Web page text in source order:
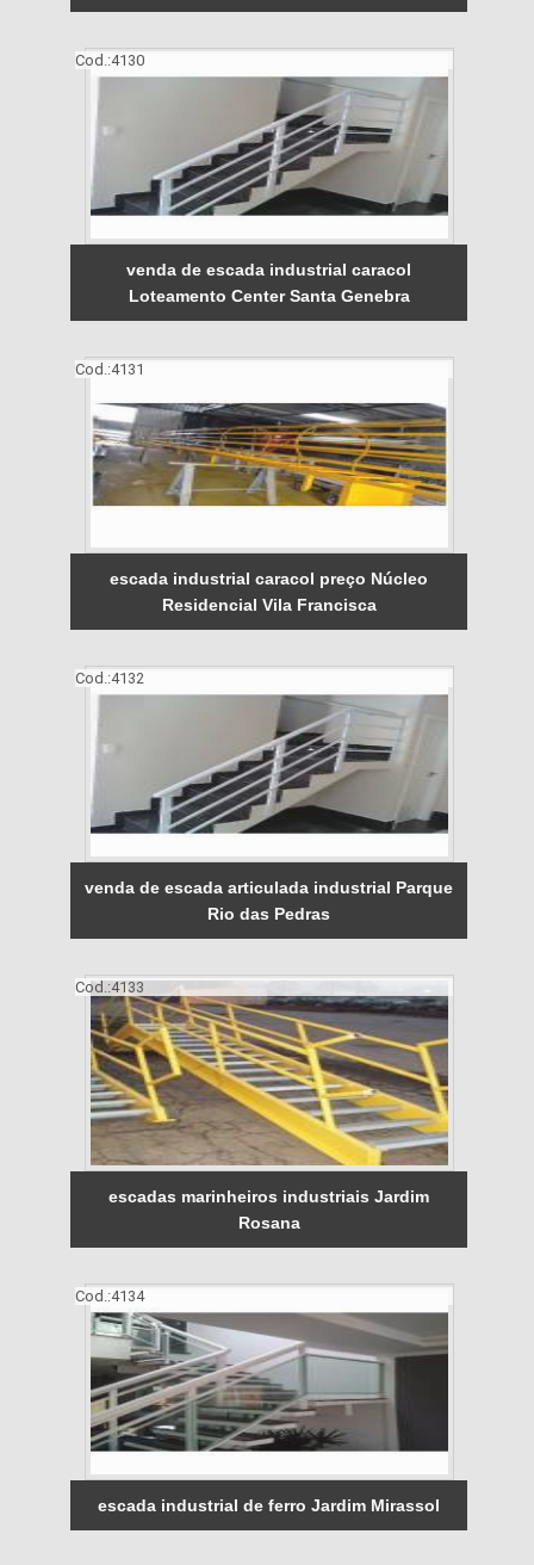
Cod.:4130
venda de escada industrial caracol
Loteamento Center Santa Genebra
Cod.:4131
escada industrial caracol preço Núcleo
Residencial Vila Francisca
Cod.:4132
venda de escada articulada industrial Parque
Rio das Pedras
Cod.:4133
escadas marinheiros industriais Jardim
Rosana
Cod.:4134
escada industrial de ferro Jardim Mirassol